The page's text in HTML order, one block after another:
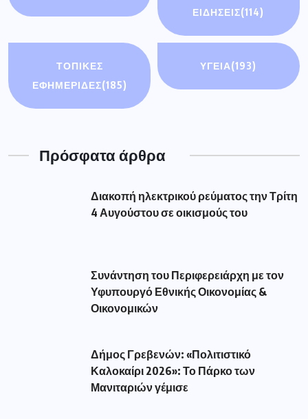
ΕΙΔΉΣΕΙΣ(114)
ΤΟΠΙΚΕΣ
ΕΦΗΜΕΡΙΔΕΣ(185)
ΥΓΕΙΑ(193)
Πρόσφατα άρθρα
Διακοπή ηλεκτρικού ρεύματος την Τρίτη
4 Αυγούστου σε οικισμούς του
Συνάντηση του Περιφερειάρχη με τον
Υφυπουργό Εθνικής Οικονομίας &
Οικονομικών
Δήμος Γρεβενών: «Πολιτιστικό
Καλοκαίρι 2026»: Το Πάρκο των
Μανιταριών γέμισε